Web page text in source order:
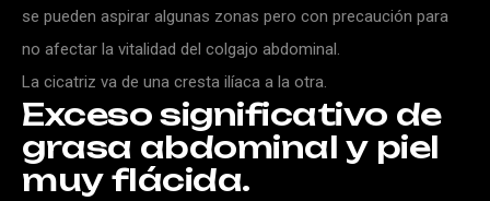
se pueden aspirar algunas zonas pero con precaución para
no afectar la vitalidad del colgajo abdominal.
La cicatriz va de una cresta ilíaca a la otra.
Exceso significativo de
grasa abdominal y piel
muy flácida.